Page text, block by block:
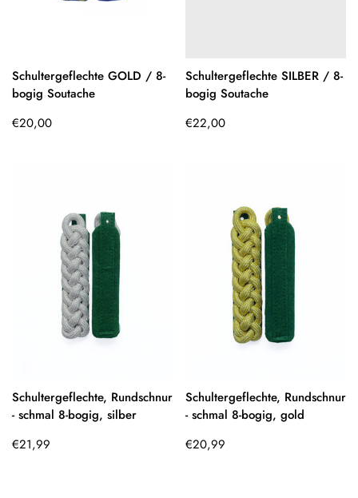
Schultergeflechte GOLD / 8-
bogig Soutache
Regulärer
€20,00
Schultergeflechte SILBER / 8-
bogig Soutache
Regulärer
€22,00
Schultergeflechte, Rundschnur
- schmal 8-bogig, silber
Regulärer
€21,99
Schultergeflechte, Rundschnur
- schmal 8-bogig, gold
Regulärer
€20,99